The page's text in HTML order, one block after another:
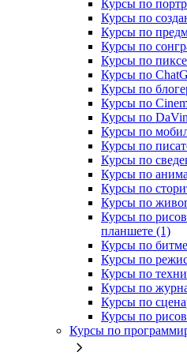
Курсы по
Курсы по
Курсы по
Курсы по
Курсы по
Курсы по
Курсы по
Курсы по
Курсы по
Курсы по
Курсы по
Курсы по
Курсы по
Курсы по
Курсы по
Курсы по
планшете (1)
Курсы по
Курсы по
Курсы по
Курсы по
Курсы по
Курсы по
Курсы по